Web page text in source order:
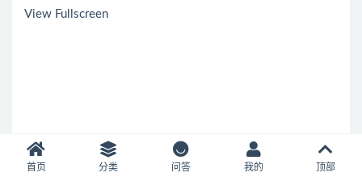
View Fullscreen
首页 分类 问答 我的 顶部